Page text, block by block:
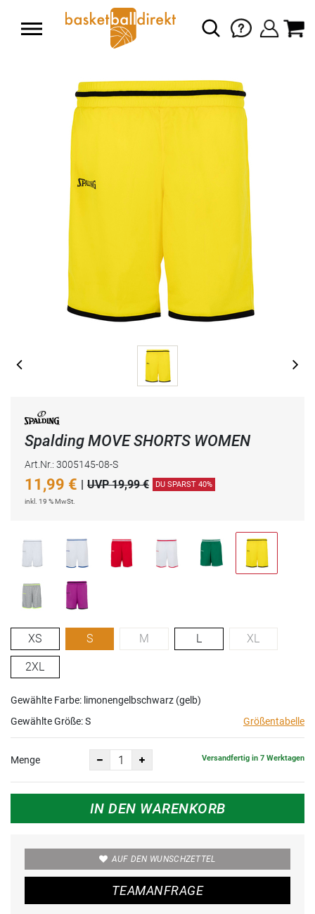
Spalding MOVE SHORTS WOMEN
Art.Nr.: 3005145-08-S
11,99 € | UVP 19,99 € DU SPARST 40%
inkl. 19 % MwSt.
XS S M L XL
2XL
Gewählte Farbe: limonengelbschwarz (gelb)
Gewählte Größe:S Größentabelle
Menge Versandfertig in 7 Werktagen
IN DEN WARENKORB
AUF DEN WUNSCHZETTEL
TEAMANFRAGE